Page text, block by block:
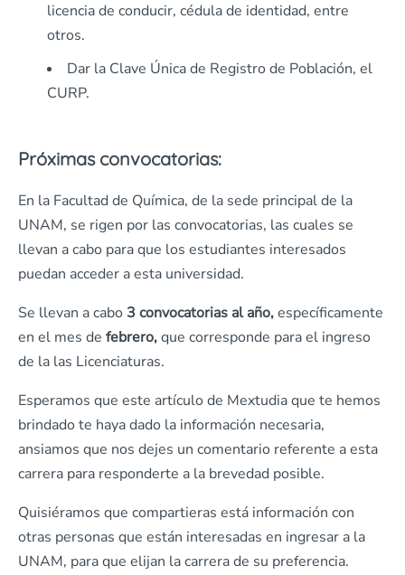
licencia de conducir, cédula de identidad, entre
otros.
Dar la Clave Única de Registro de Población, el
CURP.
Próximas convocatorias:
En la Facultad de Química, de la sede principal de la
UNAM, se rigen por las convocatorias, las cuales se
llevan a cabo para que los estudiantes interesados
puedan acceder a esta universidad.
Se llevan a cabo 3 convocatorias al año,específicamente
en el mes de febrero,que corresponde para el ingreso
de la las Licenciaturas.
Esperamos que este artículo de Mextudia que te hemos
brindado te haya dado la información necesaria,
ansiamos que nos dejes un comentario referente a esta
carrera para responderte a la brevedad posible.
Quisiéramos que compartieras está información con
otras personas que están interesadas en ingresar a la
UNAM, para que elijan la carrera de su preferencia.